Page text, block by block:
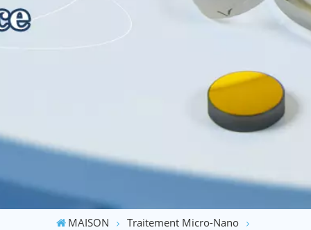
MAISON
Traitement Micro-Nano